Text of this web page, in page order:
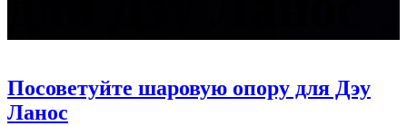
Посоветуйте шаровую опору для Дэу
Ланос